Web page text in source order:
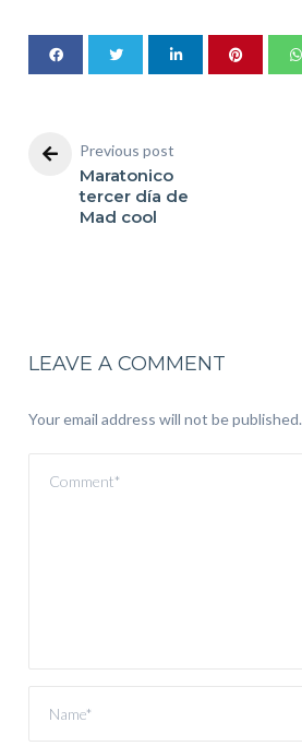
Previous post
Maratonico
tercer día de
Mad cool
LEAVE A COMMENT
Your email address will not be published.